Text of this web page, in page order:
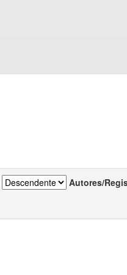
Autores/